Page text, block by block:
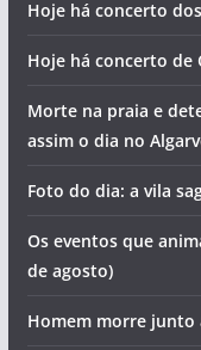
Hoje há concerto
Hoje há concerto de
Morte na praia e
assim o dia no
Foto do dia: a vila
Os eventos que
de agosto)
Homem morre junto